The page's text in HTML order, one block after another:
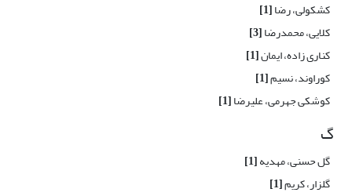
کشکولی، رضا[1]
کلایی، محمدرضا[3]
کناری زاده، ایمان[1]
کوراوند، نسیم[1]
کوشکی جهرمی، علیرضا[1]
گ
گل حسنی، مهدیه[1]
گلزار، کریم[1]